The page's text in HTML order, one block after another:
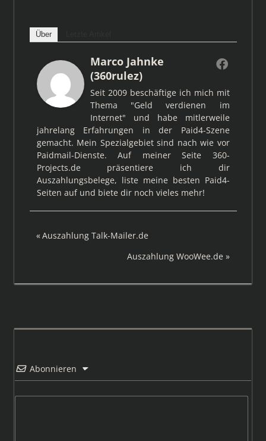
Über
Marco Jahnke
(360rulez)
Seit 2009 beschäftige ich mich mit
Thema "Geld verdienen im
Internet" und habe mitlerweile
jahrelang Erfahrungen in der Paid4-Szene
gemacht. Mein Spezialgebiet sind nach wie vor
Paidmail-Dienste. Auf meiner Seite 360-
Projects.de präsentiere ich dir
Auszahlungsbelege, liste meine besten Paid4-
Seiten auf und biete dir noch vieles mehr!
Beitragsnavigation
Vorheriger
Auszahlung Talk-Mailer.de
Nächster
Auszahlung WooWee.de
Abonnieren